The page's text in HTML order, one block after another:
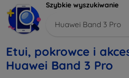
Szybkie wyszukiwanie
Huawei Band 3 Pro
Etui, pokrowce i
Huawei Band 3 Pro